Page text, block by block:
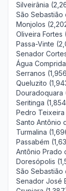
Silveirânia
São Sebastião
Monjolos
Oliveira Fortes
Passa-Vinte
Senador
Água
Serranos
Queluzito
Douradoquara
Seritinga
Pedro Teixeira
Santo Antônio
Turmalina
Passabém
Antônio Prado
Doresópolis
São Sebastião
Senador José